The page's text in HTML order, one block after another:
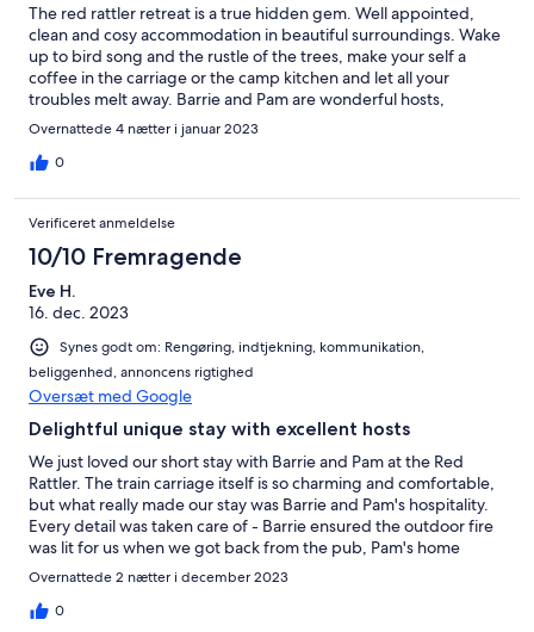
The red rattler retreat is a true hidden gem. Well appointed,
clean and cosy accommodation in beautiful surroundings. Wake
up to bird song and the rustle of the trees, make your self a
coffee in the carriage or the camp kitchen and let all your
troubles melt away. Barrie and Pam are wonderful hosts,
greeting you like old friends and providing everything you need
and more for a great stay and the regular visits from Maggie the
dog and Tom the cat make this place fell like a home away from
Overnattede 4 nætter i januar 2023
0
Verificeret anmeldelse
10/10 Fremragende
Eve H.
16. dec. 2023
Synes godt om: Rengøring, indtjekning, kommunikation,
beliggenhed, annoncens rigtighed
Oversæt med Google
Delightful unique stay with excellent hosts
We just loved our short stay with Barrie and Pam at the Red
Rattler. The train carriage itself is so charming and comfortable,
but what really made our stay was Barrie and Pam's hospitality.
Every detail was taken care of - Barrie ensured the outdoor fire
was lit for us when we got back from the pub, Pam's home
made jams in the fridge were delicious, and care was taken to
kitchen is well equipped and we made ourselves a full dinner
Overnattede 2 nætter i december 2023
0